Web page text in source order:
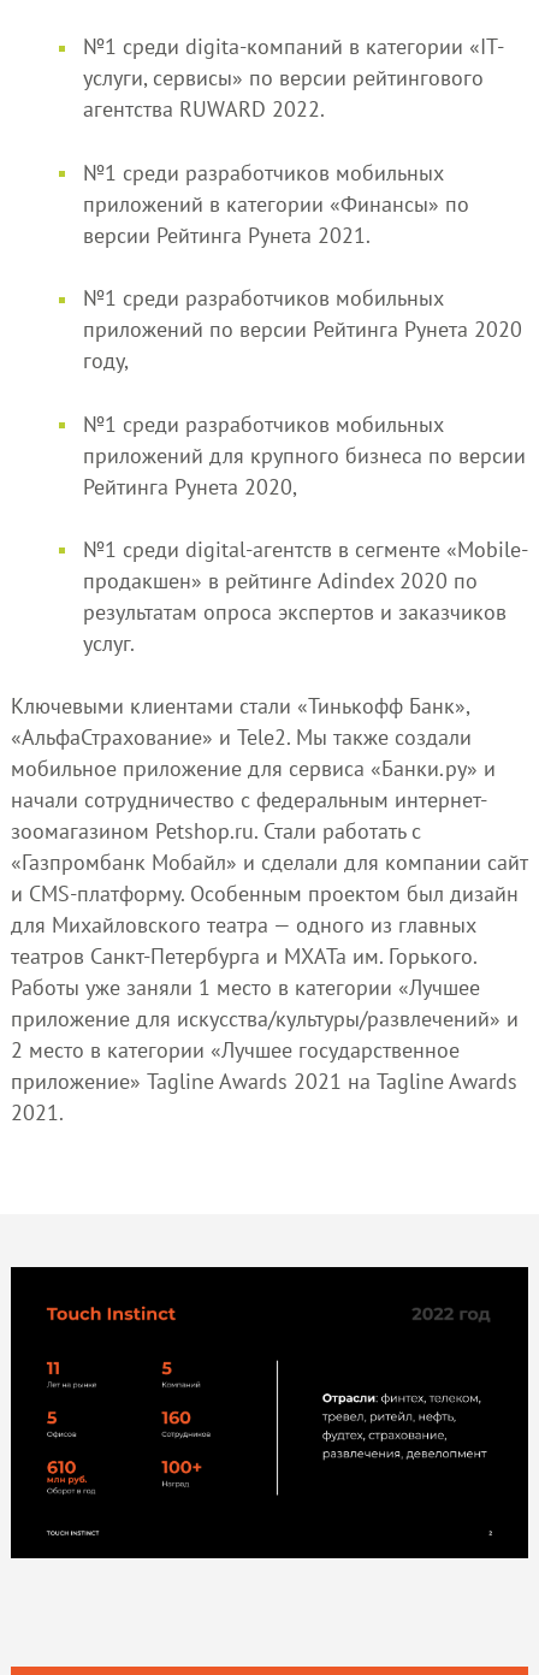
№1 среди digita-компаний в категории «IT-
услуги, сервисы» по версии рейтингового
агентства RUWARD 2022.
№1 среди разработчиков мобильных
приложений в категории «Финансы» по
версии Рейтинга Рунета 2021.
№1 среди разработчиков мобильных
приложений по версии Рейтинга Рунета 2020
году,
№1 среди разработчиков мобильных
приложений для крупного бизнеса по версии
Рейтинга Рунета 2020,
№1 среди digital-агентств в сегменте «Mobile-
продакшен» в рейтинге Adindex 2020 по
результатам опроса экспертов и заказчиков
услуг.
Ключевыми клиентами стали «Тинькофф Банк»,
«АльфаСтрахование» и Tele2. Мы также создали
мобильное приложение для сервиса «Банки.ру» и
начали сотрудничество с федеральным интернет-
зоомагазином Petshop.ru. Стали работать с
«Газпромбанк Мобайл» и сделали для компании сайт
и CMS-платформу. Особенным проектом был дизайн
для Михайловского театра — одного из главных
театров Санкт-Петербурга и МХАТа им. Горького.
Работы уже заняли 1 место в категории «Лучшее
приложение для искусства/культуры/развлечений» и
2 место в категории «Лучшее государственное
приложение» Tagline Awards 2021 на Tagline Awards
2021.